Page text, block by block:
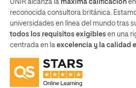
UNIR alcanza la máxima calificación en
reconocida consultora británica.
universidades en línea del mundo tras
todos los requisitos exigibles en una
centrada en la excelencia y la calidad